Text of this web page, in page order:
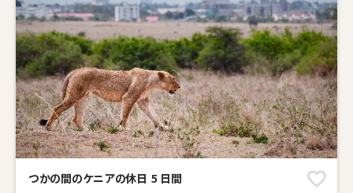
つかの間のケニアの休日 5 日間